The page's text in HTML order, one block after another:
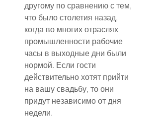
другому по сравнению с тем,
что было столетия назад,
когда во многих отраслях
промышленности рабочие
часы в выходные дни были
нормой. Если гости
действительно хотят прийти
на вашу свадьбу, то они
придут независимо от дня
недели.